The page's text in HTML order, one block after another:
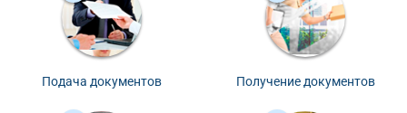
Подача документов Получение документов